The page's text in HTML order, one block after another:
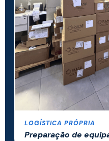
LOGÍSTICA PRÓPRIA
Preparação de